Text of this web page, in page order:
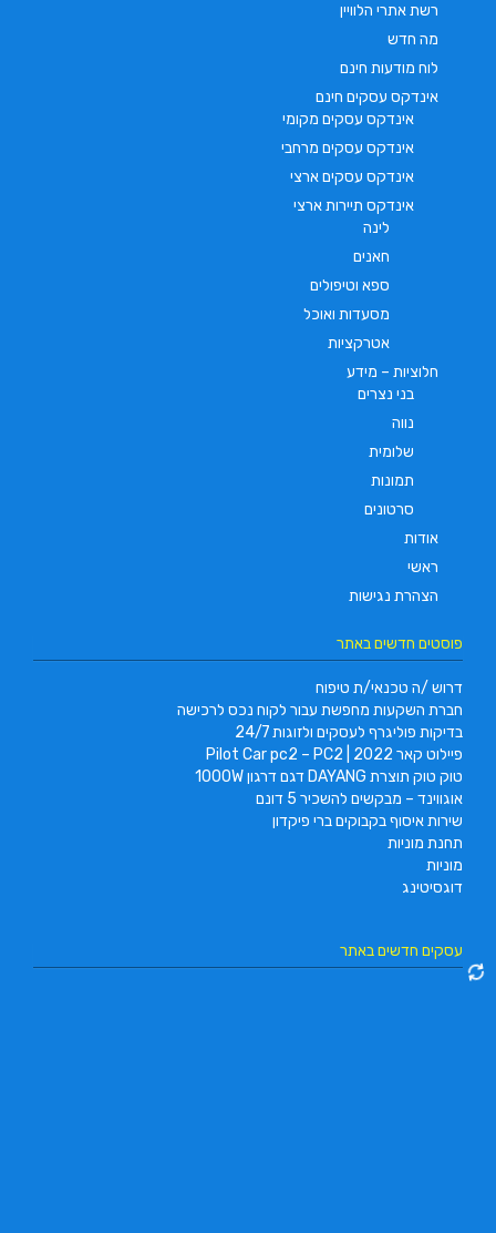
רשת אתרי הלוויין
מה חדש
לוח מודעות חינם
אינדקס עסקים חינם
אינדקס עסקים מקומי
אינדקס עסקים מרחבי
אינדקס עסקים ארצי
אינדקס תיירות ארצי
לינה
חאנים
ספא וטיפולים
מסעדות ואוכל
אטרקציות
חלוציות – מידע
בני נצרים
נווה
שלומית
תמונות
סרטונים
אודות
ראשי
הצהרת נגישות
פוסטים חדשים באתר
דרוש /ה טכנאי/ת טיפוח
חברת השקעות מחפשת עבור לקוח נכס לרכישה
בדיקות פוליגרף לעסקים ולזוגות 24/7
פיילוט קאר 2022 | Pilot Car pc2 – PC2
טוק טוק תוצרת DAYANG דגם דרגון 1000W
אוגווינד – מבקשים להשכיר 5 דונם
שירות איסוף בקבוקים ברי פיקדון
תחנת מוניות
מוניות
דוגסיטינג
עסקים חדשים באתר